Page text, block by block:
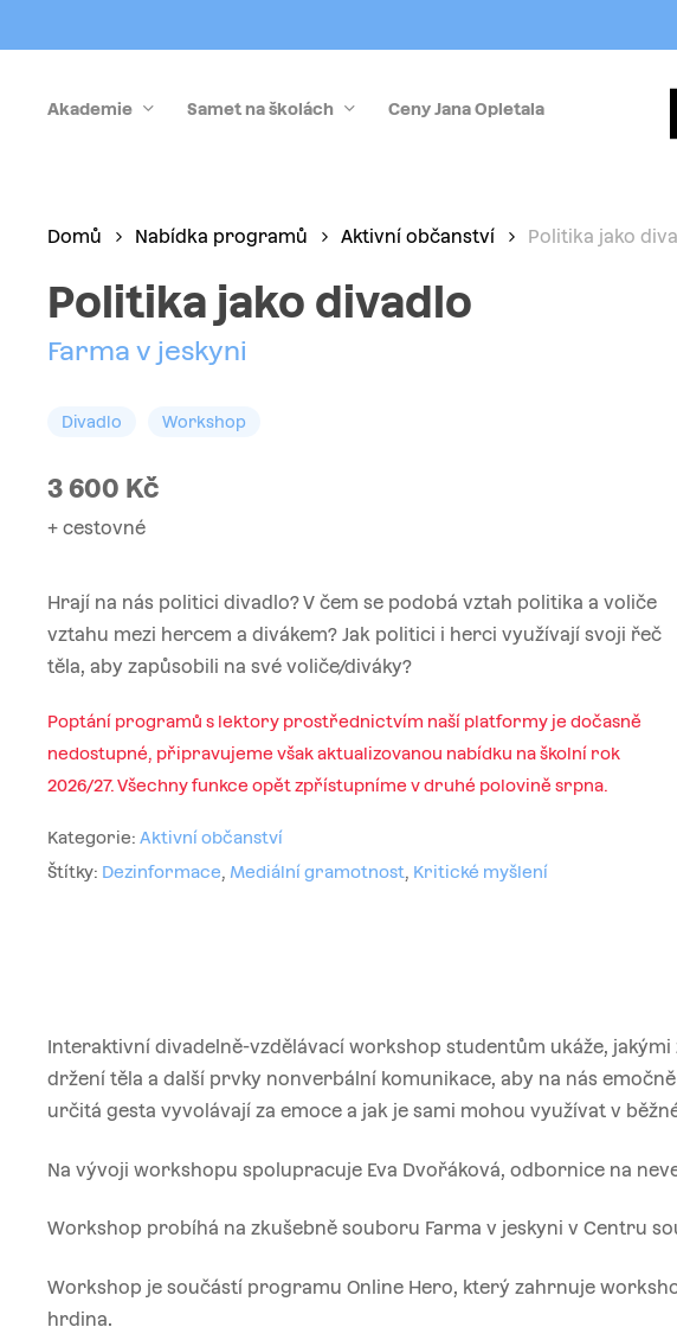
to
contentAkademie Samet na školách Ceny Jana Opletala
Domů Nabídka programů Aktivní občanství Politika jako
Politika jako divadlo
Farma v jeskyni
Divadlo Workshop
3 600 Kč
+ cestovné
Hrají na nás politici divadlo? V čem se podobá vztah politika a voliče
vztahu mezi hercem a divákem? Jak politici i herci využívají svoji řeč
těla, aby zapůsobili na své voliče/diváky?
Poptání programů s lektory prostřednictvím naší platformy je dočasně
nedostupné, připravujeme však aktualizovanou nabídku na školní rok
2026/27. Všechny funkce opět zpřístupníme v druhé polovině srpna.
Kategorie:Aktivní občanství
Štítky: Dezinformace, Mediální gramotnost, Kritické myšlení
Interaktivní divadelně-vzdělávací workshop studentům ukáže,
držení těla a další prvky nonverbální komunikace, aby na nás
určitá gesta vyvolávají za emoce a jak je sami mohou využívat v
Na vývoji workshopu spolupracuje Eva Dvořáková, odbornice na
Workshop probíhá na zkušebně souboru Farma v jeskyni v Centru
Workshop je součástí programu Online Hero, který zahrnuje
hrdina.